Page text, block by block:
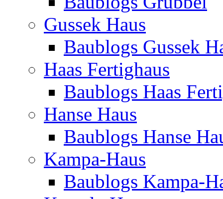
Gussek Haus
Baublogs Gussek
Haas Fertighaus
Baublogs Haas
Hanse Haus
Baublogs Hanse
Kampa-Haus
Baublogs Kampa-